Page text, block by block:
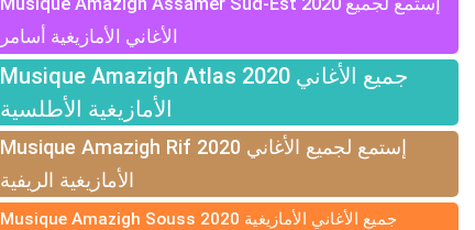
الأغاني الأمازيغية أسامر
Musique Amazigh Atlas 2020 جميع الأغاني
الأمازيغية الأطلسية
Musique Amazigh Rif 2020 إستمع لجميع الأغاني
الأمازيغية الريفية
Musique Amazigh Souss 2020 جميع الأغاني الأمازيغية